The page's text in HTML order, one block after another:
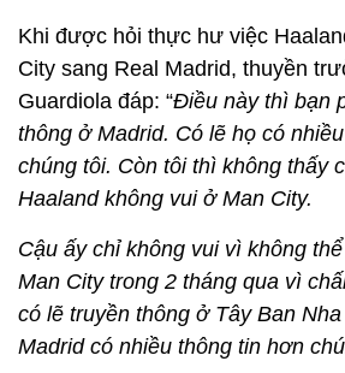
Khi được hỏi thực hư việc
City sang Real Madrid, thuyền
Guardiola đáp: “Điều này thì bạn
thông ở Madrid. Có lẽ họ có
chúng tôi. Còn tôi thì không thấy
Haaland không vui ở Man City.
Cậu ấy chỉ không vui vì không
Man City trong 2 tháng qua vì
có lẽ truyền thông ở Tây Ban
Madrid có nhiều thông tin hơn